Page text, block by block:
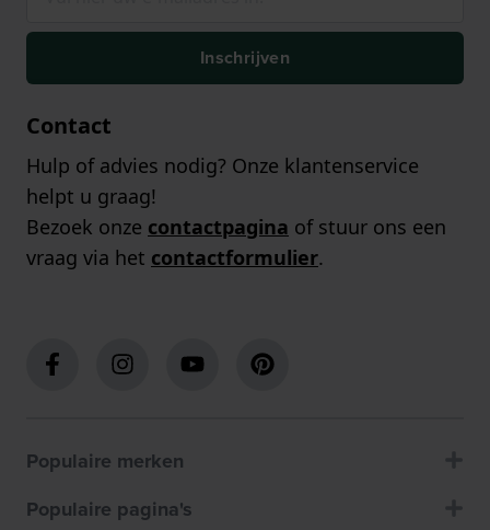
Inschrijven
Contact
Hulp of advies nodig? Onze klantenservice
helpt u graag!
Bezoek onze contactpagina of stuur ons een
vraag via het contactformulier.
Populaire merken
Populaire pagina's